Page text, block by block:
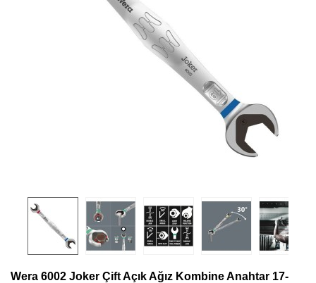
Wera 6002 Joker Çift Açık Ağız Kombine Anahtar 17-